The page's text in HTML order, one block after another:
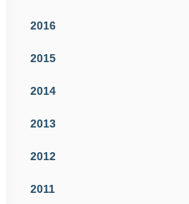
2016
2015
2014
2013
2012
2011